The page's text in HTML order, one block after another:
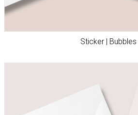
Sticker | Bubbles